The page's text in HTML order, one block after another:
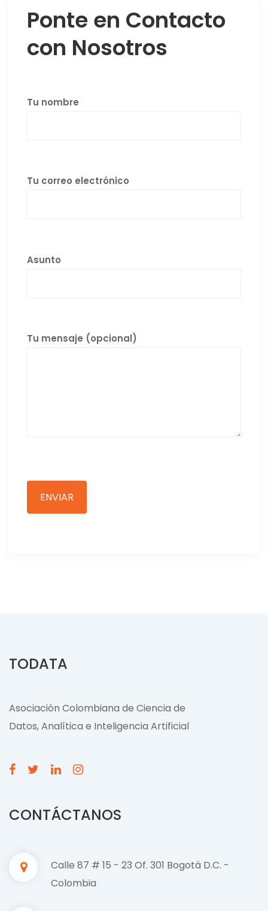
Ponte en Contacto
con Nosotros
Tu nombre
Tu correo electrónico
Asunto
Tu mensaje (opcional)
TODATA
Asociación Colombiana de Ciencia de
Datos, Analítica e Inteligencia Artificial
CONTÁCTANOS
Calle 87 # 15 - 23 Of. 301 Bogotá D.C. -
Colombia